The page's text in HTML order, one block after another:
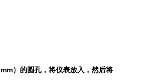
）的圆孔，将仪表放入，然后将